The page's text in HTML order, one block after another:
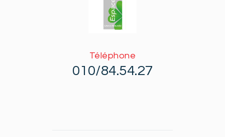
Téléphone
010/84.54.27